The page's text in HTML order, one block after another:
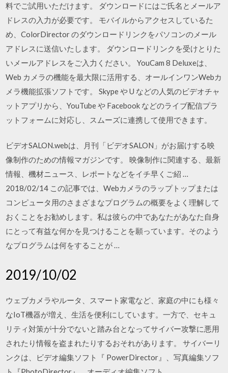
料でご試用いただけます。 ダウンロードにはご氏名とメールア
ドレスの入力が必要です。 モバイルからアクセスしているた
め、ColorDirector のダウンロードリンクをパソコンのメール
アドレスに送信いたします。 ダウンロードリンクを受けとりた
いメールアドレスをご入力ください。 YouCam 8 Deluxeは、
Web カメラの機能を最大限に活用する、オールインワンWebカ
メラ機能拡張ソフトです。 Skype や U などの人気のビデオチャ
ットアプリから、YouTube や Facebook などのライブ配信プラ
ットフォームに対応し、スムーズに連携して使用できます。
ビデオSALON.webは、月刊「ビデオSALON」がお届けする映
像制作のための情報マガジンです。 映像制作に関連する、最新
情報、機材ニュース、レポートなどをイチ早くご紹 …
2018/02/14 この記事では、Webカメラのラップトップまたは
コンピュータ用のさまざまなプログラムの概要をよく理解して
おくことをお勧めします。私は彼らの中であなたがあなた自身
にとって有益な何かを見つけることを願っています。そのよう
なプログラムは何をすることが …
2019/10/02
ウェブカメラやルータ、スマート家電など、家庭の中にも様々
なIoT機器が増え、生活を便利にしています。一方で、セキュ
リティ対策が十分でないと踏み台となってサイバー攻撃に悪用
されたり情報を盗まれたりするおそれがあります。 サイバーリ
ンクは、ビデオ編集ソフト『 PowerDirector』、写真編集ソフ